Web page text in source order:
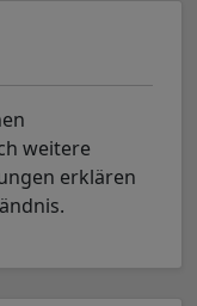
weitere
erklären